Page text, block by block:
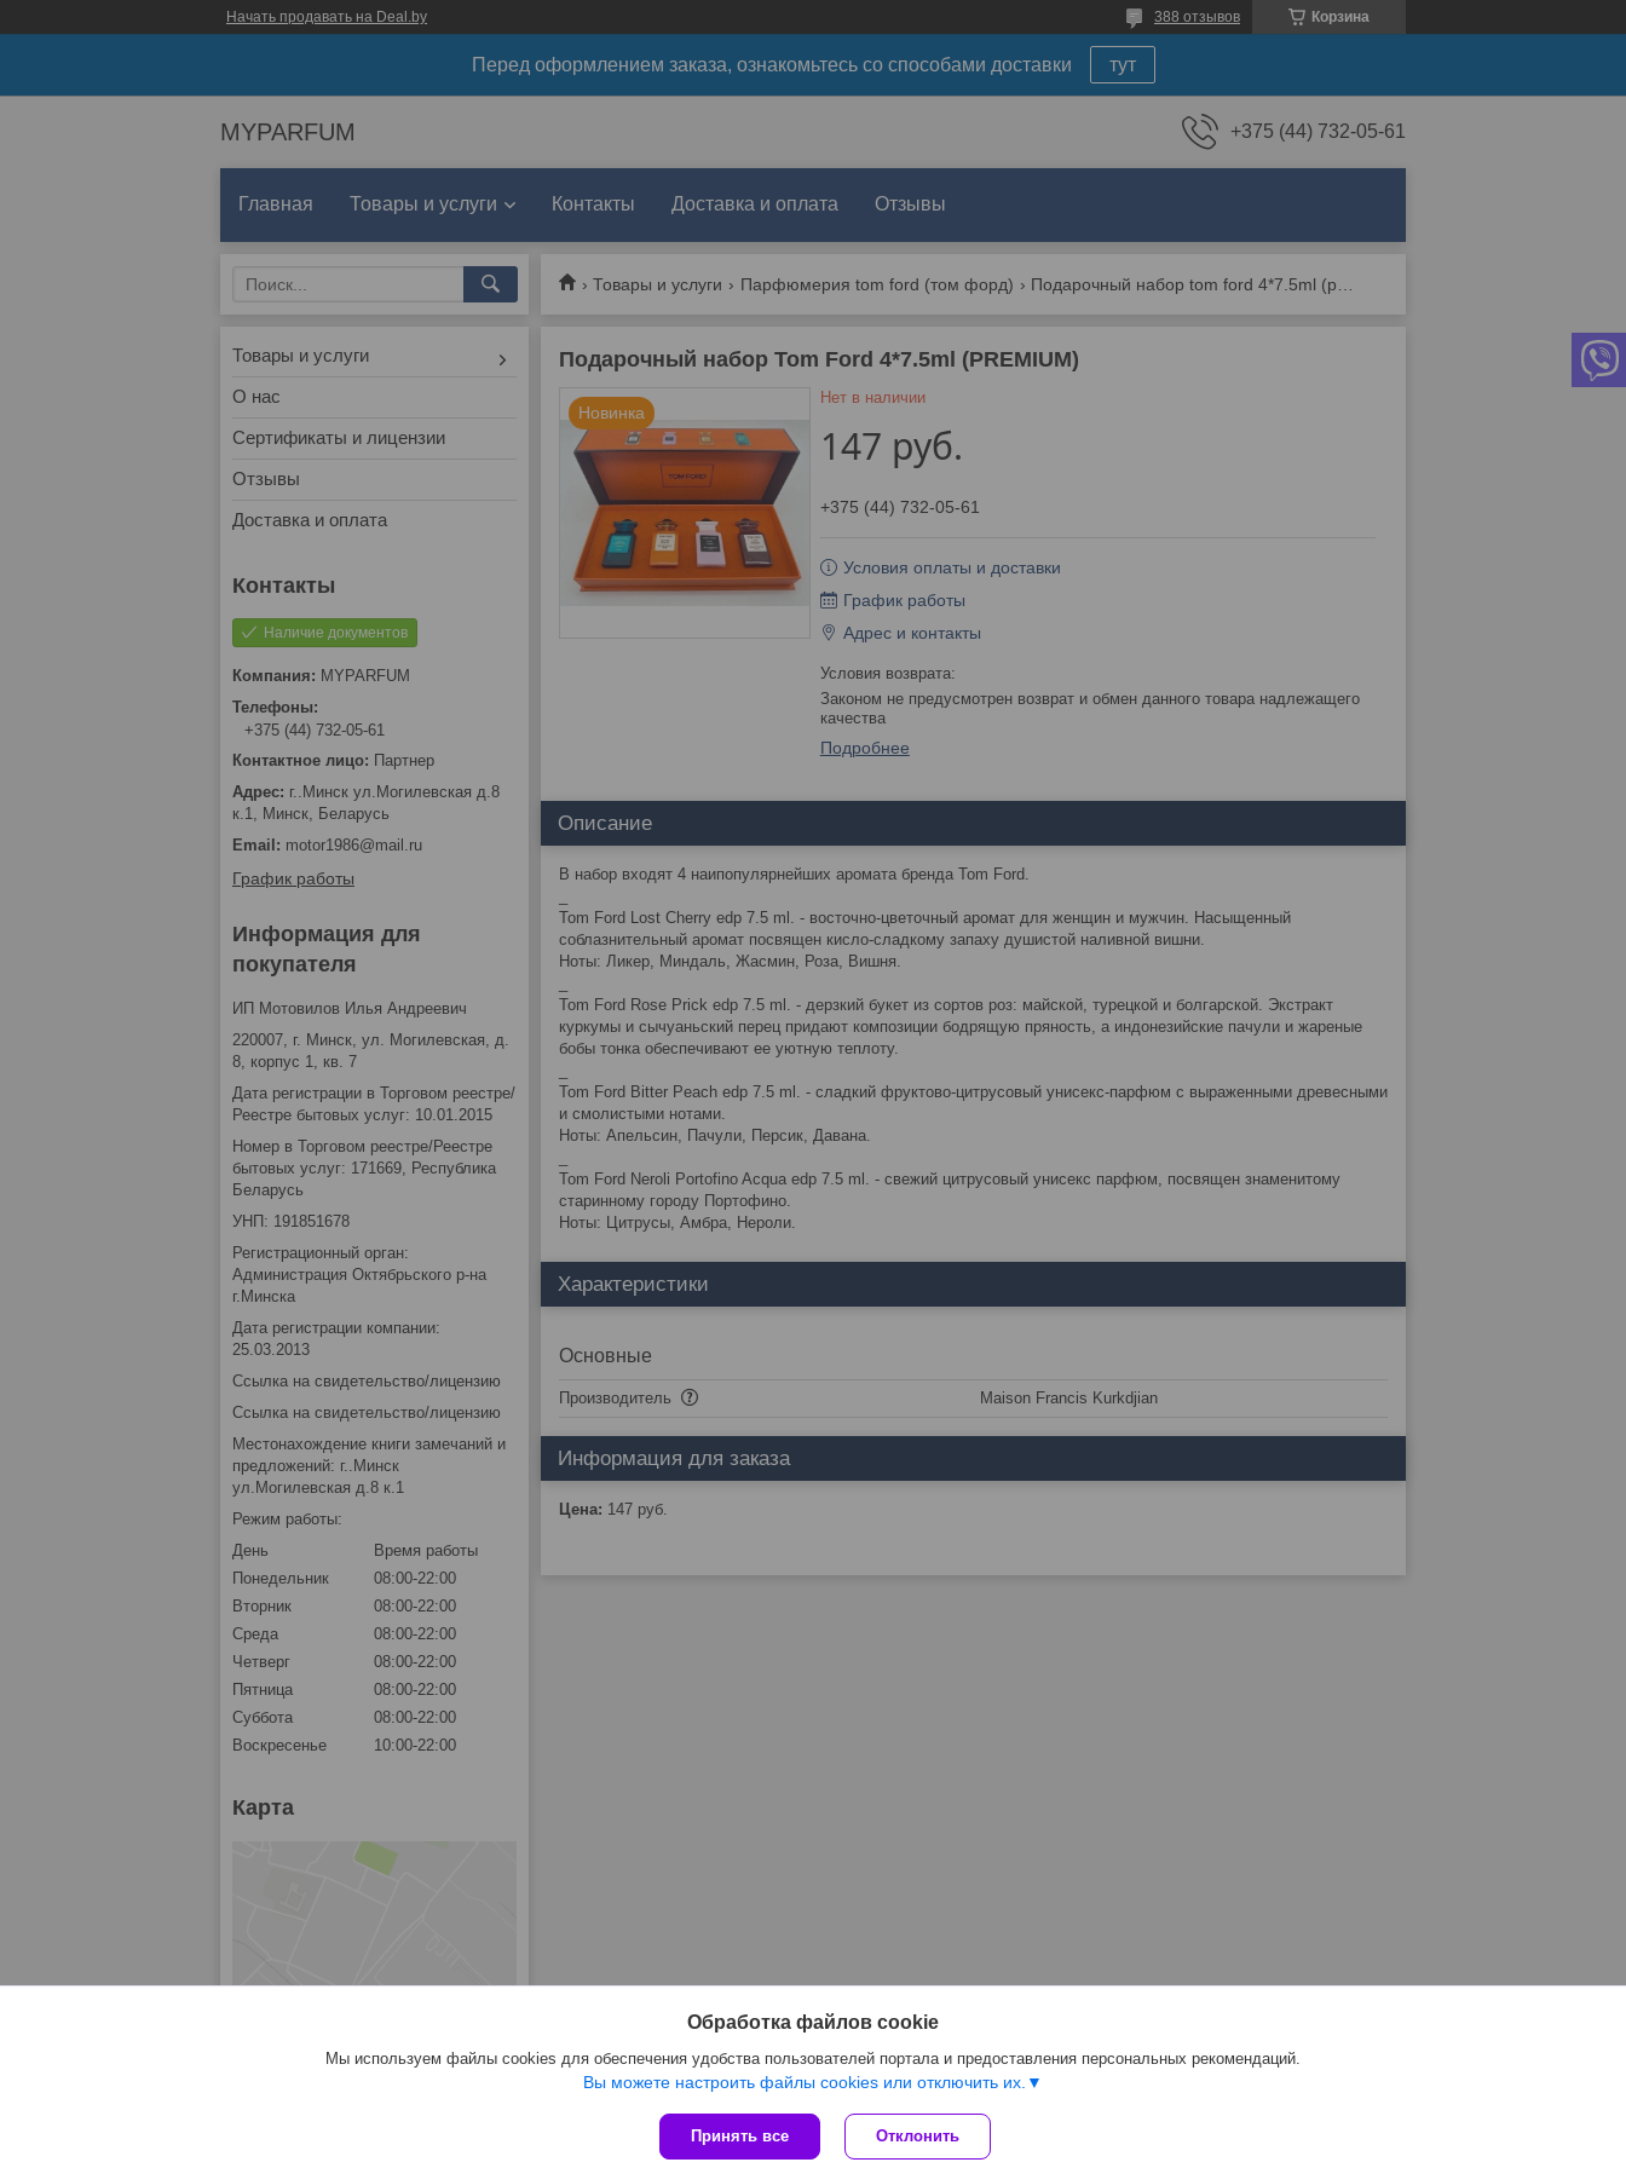
Начать продавать на Deal.by Корзина
388 отзывов
Перед оформлением заказа, ознакомьтесь со способами доставки тут
MYPARFUM +375 (44) 732-05-61
Главная Товары и услуги Контакты Доставка и оплата Отзывы
Товары и услуги Парфюмерия tom ford (том форд)
Подарочный набор Tom Ford 4*7.5ml (PREMIUM)
Новинка
Нет в наличии
147 руб.
+375 (44) 732-05-61
Условия оплаты и доставки
График работы
Адрес и контакты
Законом не предусмотрен возврат и обмен данного товара надлежащего
качества
Подробнее
Описание
В набор входят 4 наипопулярнейших аромата бренда Tom Ford.
Tom Ford Lost Cherry edp 7.5 ml. - восточно-цветочный аромат для женщин и мужчин. Насыщенный
соблазнительный аромат посвящен кисло-сладкому запаху душистой наливной вишни.
Ноты: Ликер, Миндаль, Жасмин, Роза, Вишня.
Tom Ford Rose Prick edp 7.5 ml. - дерзкий букет из сортов роз: майской, турецкой и болгарской. Экстракт
куркумы и сычуаньский перец придают композиции бодрящую пряность, а индонезийские пачули и жареные
бобы тонка обеспечивают ее уютную теплоту.
Tom Ford Bitter Peach edp 7.5 ml. - сладкий фруктово-цитрусовый унисекс-парфюм с выраженными древесными
и смолистыми нотами.
Ноты: Апельсин, Пачули, Персик, Давана.
Tom Ford Neroli Portofino Acqua edp 7.5 ml. - свежий цитрусовый унисекс парфюм, посвящен знаменитому
старинному городу Портофино.
Ноты: Цитрусы, Амбра, Нероли.
Характеристики
Основные
Производитель Maison Francis Kurkdjian
Информация для заказа
Цена: 147 руб.
Товары и услуги
О нас
Сертификаты и лицензии
Отзывы
Доставка и оплата
Наличие документов
MYPARFUM
+375 (44) 732-05-61
Партнер
г..Минск ул.Могилевская д.8
к.1, Минск, Беларусь
motor1986@mail.ru
График работы
Информация для
покупателя
ИП Мотовилов Илья Андреевич
220007, г. Минск, ул. Могилевская, д.
8, корпус 1, кв. 7
Дата регистрации в Торговом реестре/
Реестре бытовых услуг: 10.01.2015
Номер в Торговом реестре/Реестре
бытовых услуг: 171669, Республика
Беларусь
УНП: 191851678
Регистрационный орган:
Администрация Октябрьского р-на
г.Минска
Дата регистрации компании:
25.03.2013
Ссылка на свидетельство/лицензию
Ссылка на свидетельство/лицензию
Местонахождение книги замечаний и
предложений: г..Минск
ул.Могилевская д.8 к.1
Режим работы:
День
Время работы
Понедельник
08:00-22:00
Вторник
08:00-22:00
Среда
08:00-22:00
Четверг
08:00-22:00
Пятница
08:00-22:00
Суббота
08:00-22:00
Воскресенье
10:00-22:00
Карта
Сайт создан на платформе Deal.by
Политика обработки файлов cookies
Обработка файлов cookie
Мы используем файлы cookies для обеспечения удобства пользователей портала и предоставления персональных рекомендаций.
Вы можете настроить файлы cookies или отключить их.
Принять все Отклонить